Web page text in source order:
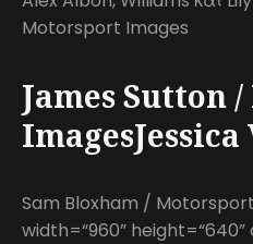
Motorsport Images
James Sutton
ImagesJessica
Sam Bloxham /
width=“960”